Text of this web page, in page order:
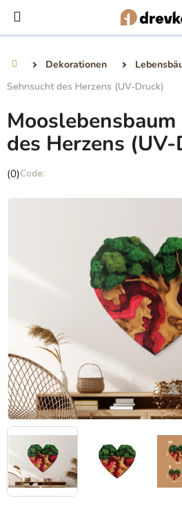
Inhalt
springen
Dekorationen
Sehnsucht des Herzens (UV-Druck)
des Herzens
Die
Produktbewertung
(0)